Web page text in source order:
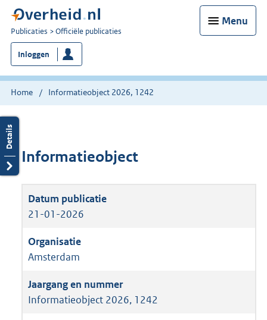
Menu
U
bent
nu
hier:
Publicaties Officiële publicaties
Inloggen
Home Informatieobject 2026, 1242
Informatieobject
21-01-2026
Amsterdam
Informatieobject 2026, 1242